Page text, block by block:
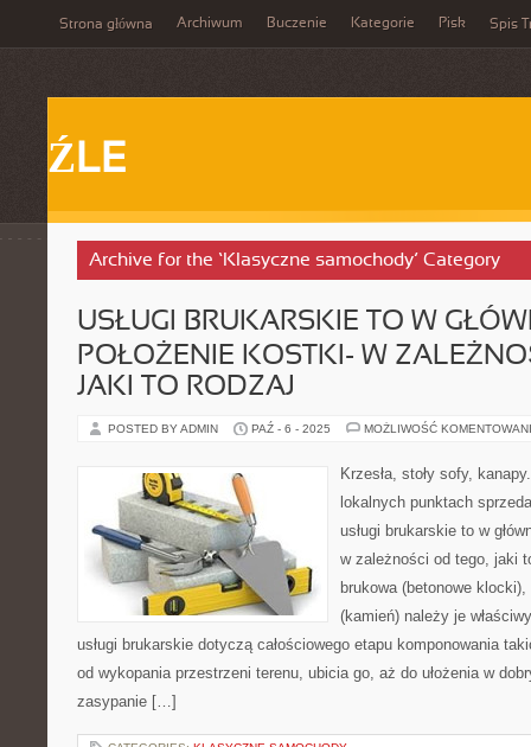
Strona główna Archiwum Buczenie Kategorie Pisk Spis
ŹLE
Archive for the ‘Klasyczne samochody’ Category
USŁUGI BRUKARSKIE TO W
POŁOŻENIE KOSTKI- W
JAKI TO RODZAJ
POSTED BY ADMIN PAŹ - 6 - 2025 MOŻLIWOŚĆ
Krzesła, stoły sofy,
lokalnych punktach
usługi brukarskie to w
w zależności od tego, jaki
brukowa (betonowe
(kamień) należy je
usługi brukarskie dotyczą całościowego etapu komponowania
od wykopania przestrzeni terenu, ubicia go, aż do ułożenia w
zasypanie […]